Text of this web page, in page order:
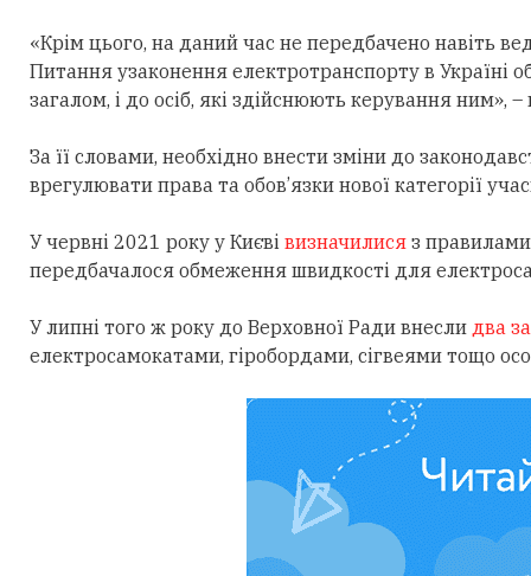
«Крім цього, на даний час не передбачено навіть
Питання узаконення електротранспорту в Україні
загалом, і до осіб, які здійснюють керування ним»,
За її словами, необхідно внести зміни до
врегулювати права та обов’язки нової категорії
У червні 2021 року у Києві визначилися з
передбачалося обмеження швидкості для
У липні того ж року до Верховної Ради внесли два
електросамокатами, гіробордами, сігвеями тощо